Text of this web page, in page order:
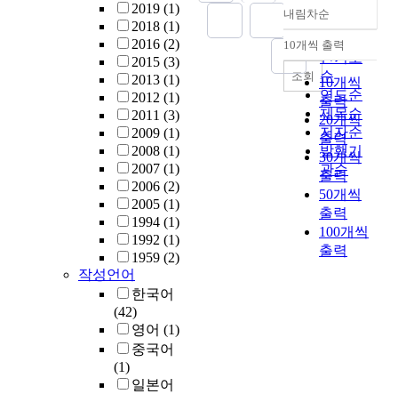
2019 (1)
2018 (1)
2016 (2)
2015 (3)
2013 (1)
2012 (1)
2011 (3)
2009 (1)
2008 (1)
2007 (1)
2006 (2)
2005 (1)
1994 (1)
1992 (1)
1959 (2)
작성언어
한국어
(42)
영어 (1)
중국어
(1)
일본어
정확도
순
인기도
순
연도순
제목순
저자순
발행기
관순
내림차순
내림차순
10개씩 출력
10개씩
출력
20개씩
출력
30개씩
출력
50개씩
출력
100개씩
출력
조회